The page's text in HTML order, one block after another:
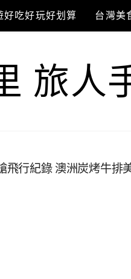
好吃好玩好划算 台灣美
旅人
飛行紀錄 澳洲炭烤牛排